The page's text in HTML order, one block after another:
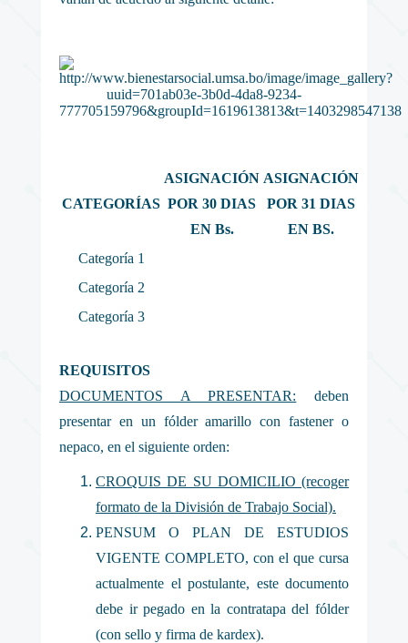
CATEGORÍAS
ASIGNACIÓN
POR 30 DIAS
EN Bs.
ASIGNACIÓN
POR 31 DIAS
EN BS.
Categoría 1
Categoría 2
Categoría 3
REQUISITOS
DOCUMENTOS A PRESENTAR: deben
presentar en un fólder amarillo con fastener o
nepaco, en el siguiente orden:
CROQUIS DE SU DOMICILIO (recoger
formato de la División de Trabajo Social).
PENSUM O PLAN DE ESTUDIOS
VIGENTE COMPLETO, con el que cursa
actualmente el postulante, este documento
debe ir pegado en la contratapa del fólder
(con sello y firma de kardex).